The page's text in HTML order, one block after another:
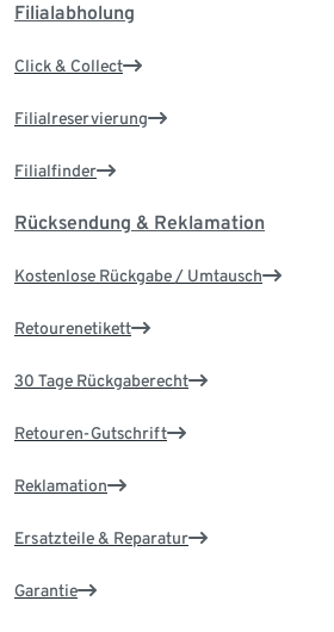
Filialabholung
Click & Collect
Filialreservierung
Filialfinder
Rücksendung & Reklamation
Kostenlose Rückgabe / Umtausch
Retourenetikett
30 Tage Rückgaberecht
Retouren-Gutschrift
Reklamation
Ersatzteile & Reparatur
Garantie